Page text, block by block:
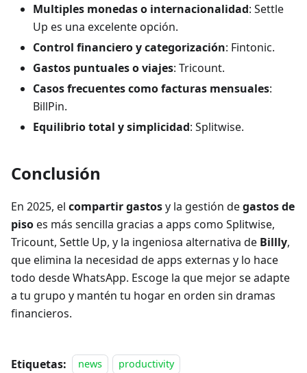
Multiples monedas o internacionalidad: Settle
Up es una excelente opción.
Control financiero y categorización: Fintonic.
Gastos puntuales o viajes: Tricount.
Casos frecuentes como facturas mensuales:
BillPin.
Equilibrio total y simplicidad: Splitwise.
Conclusión
En 2025, el compartir gastosy la gestión degastos de
pisoes más sencilla gracias a apps como Splitwise,
Tricount, Settle Up, y la ingeniosa alternativa de Billly,
que elimina la necesidad de apps externas y lo hace
todo desde WhatsApp. Escoge la que mejor se adapte
a tu grupo y mantén tu hogar en orden sin dramas
financieros.
Etiquetas: news productivity